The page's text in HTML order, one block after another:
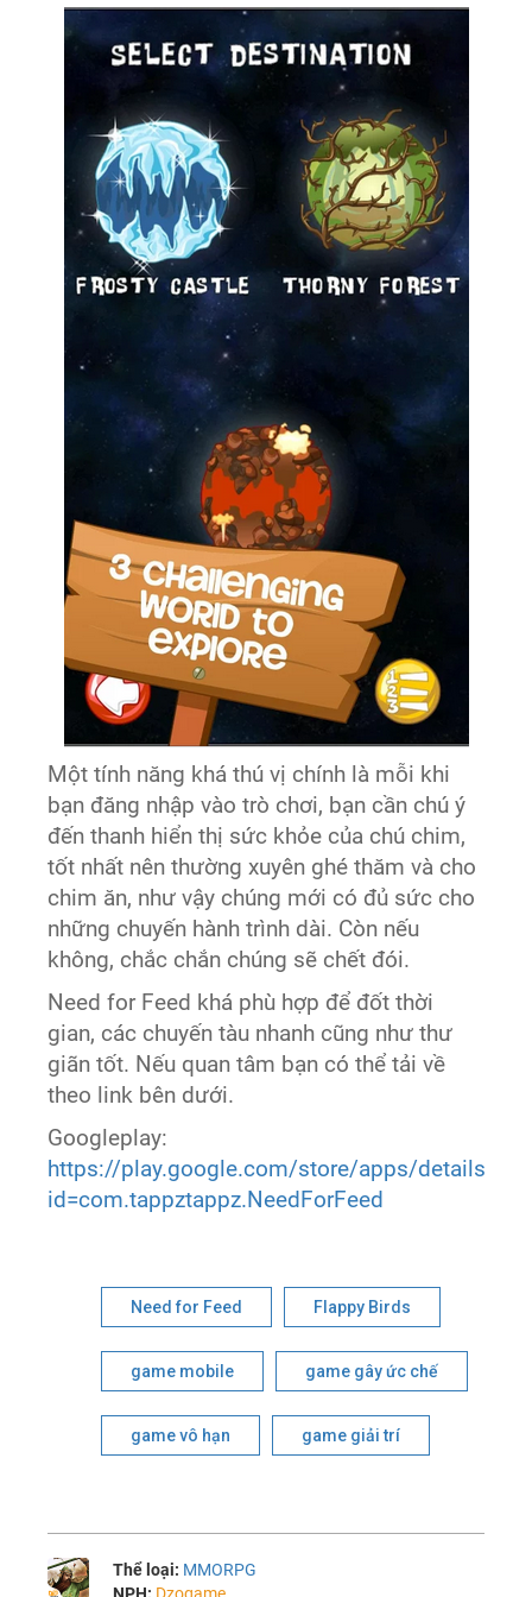
Một tính năng khá thú vị chính là mỗi khi
bạn đăng nhập vào trò chơi, bạn cần chú ý
đến thanh hiển thị sức khỏe của chú chim,
tốt nhất nên thường xuyên ghé thăm và cho
chim ăn, như vậy chúng mới có đủ sức cho
những chuyến hành trình dài. Còn nếu
không, chắc chắn chúng sẽ chết đói.
Need for Feed khá phù hợp để đốt thời
gian, các chuyến tàu nhanh cũng như thư
giãn tốt. Nếu quan tâm bạn có thể tải về
theo link bên dưới.
Googleplay:
https://play.google.com/store/apps/details?
id=com.tappztappz.NeedForFeed
Need for Feed Flappy Birds
game mobile game gây ức chế
game vô hạn game giải trí
Thể loại: MMORPG